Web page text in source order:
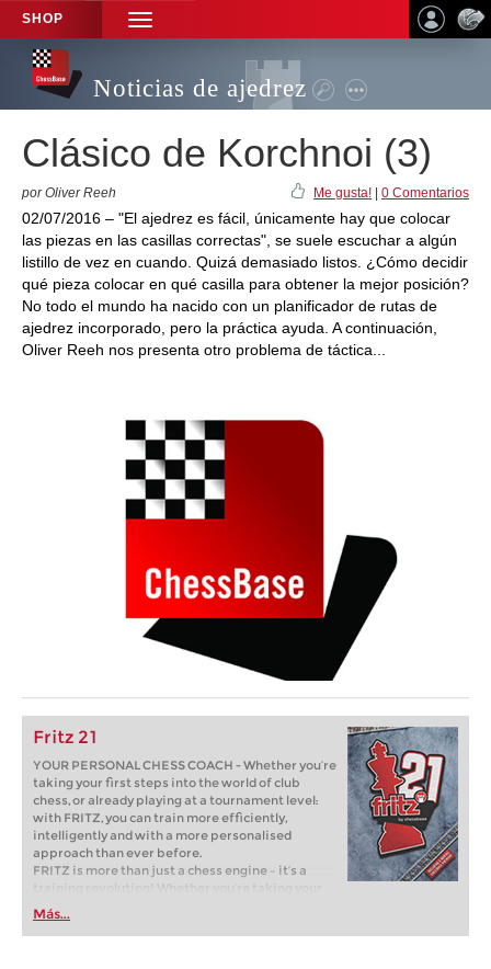
SHOP
TOGGLE
NAVIGATION
Noticias de ajedrez
Clásico de Korchnoi (3)
por Oliver Reeh Me gusta! 0 Comentarios
02/07/2016 – "El ajedrez es fácil, únicamente hay que colocar
las piezas en las casillas correctas", se suele escuchar a algún
listillo de vez en cuando. Quizá demasiado listos. ¿Cómo decidir
qué pieza colocar en qué casilla para obtener la mejor posición?
No todo el mundo ha nacido con un planificador de rutas de
ajedrez incorporado, pero la práctica ayuda. A continuación,
Oliver Reeh nos presenta otro problema de táctica...
Fritz 21
YOUR PERSONAL CHESS COACH - Whether you’re
taking your first steps into the world of club
chess, or already playing at a tournament level:
with FRITZ, you can train more efficiently,
intelligently and with a more personalised
approach than ever before.
FRITZ is more than just a chess engine – it’s a
training revolution! Whether you’re taking your
first steps into the world of club chess, or already
playing at a tournament level: with FRITZ, you can
train more efficiently, intelligently and with a
Más...